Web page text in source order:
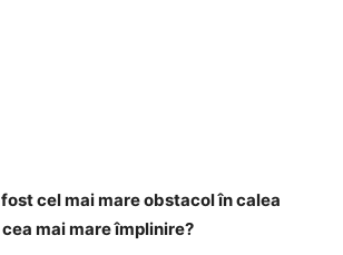
cel mai mare obstacol în calea
mai mare împlinire?